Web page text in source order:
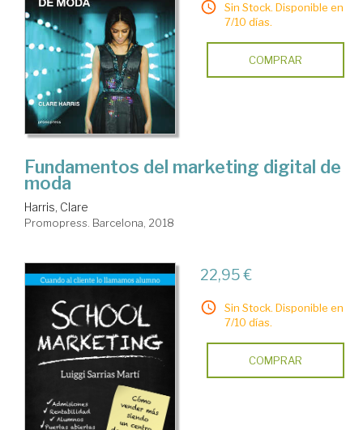
Sin Stock. Disponible en
7/10 días.
COMPRAR
Fundamentos del marketing digital de
moda
Harris, Clare
Promopress. Barcelona, 2018
22,95 €
Sin Stock. Disponible en
7/10 días.
COMPRAR